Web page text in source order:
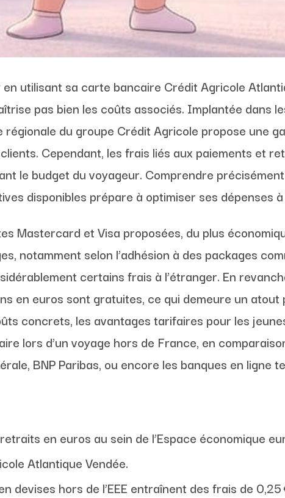
en utilisant sa carte bancaire Crédit Agricole
pas bien les coûts associés. Implantée dans
régionale du groupe Crédit Agricole propose une
Cependant, les frais liés aux paiements et
le budget du voyageur. Comprendre
disponibles prépare à optimiser ses dépenses à
Mastercard et Visa proposées, du plus
notamment selon l’adhésion à des packages
certains frais à l’étranger. En
en euros sont gratuites, ce qui demeure un
concrets, les avantages tarifaires pour les
lors d’un voyage hors de France, en
BNP Paribas, ou encore les banques en ligne
en euros au sein de l’Espace économique
Atlantique Vendée.
devises hors de l’EEE entraînent des frais de